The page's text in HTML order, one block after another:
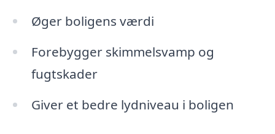
Øger boligens værdi
Forebygger skimmelsvamp og
fugtskader
Giver et bedre lydniveau i boligen